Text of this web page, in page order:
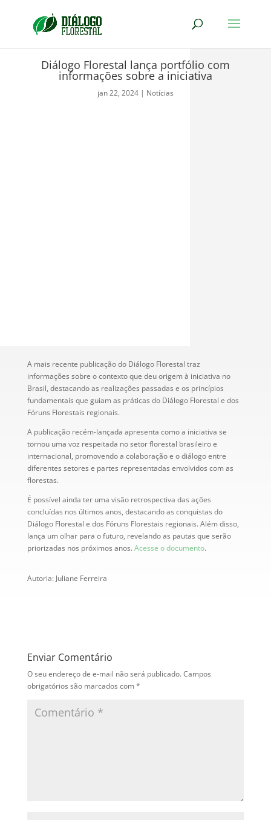
Diálogo Florestal lança portfólio com
informações sobre a iniciativa
jan 22, 2024| Notícias
A mais recente publicação do Diálogo Florestal traz
informações sobre o contexto que deu origem à iniciativa no
Brasil, destacando as realizações passadas e os princípios
fundamentais que guiam as práticas do Diálogo Florestal e dos
Fóruns Florestais regionais.
A publicação recém-lançada apresenta como a iniciativa se
tornou uma voz respeitada no setor florestal brasileiro e
internacional, promovendo a colaboração e o diálogo entre
diferentes setores e partes representadas envolvidos com as
florestas.
É possível ainda ter uma visão retrospectiva das ações
concluídas nos últimos anos, destacando as conquistas do
Diálogo Florestal e dos Fóruns Florestais regionais. Além disso,
lança um olhar para o futuro, revelando as pautas que serão
priorizadas nos próximos anos.Acesse o documento.
Autoria: Juliane Ferreira
Enviar Comentário
O seu endereço de e-mail não será publicado.Campos
obrigatórios são marcados com *